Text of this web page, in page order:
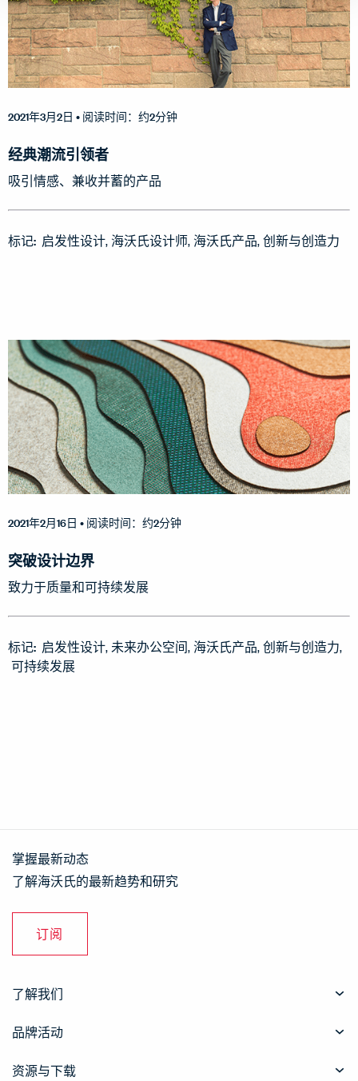
2021年3月2日 • 阅读时间：约2分钟
经典潮流引领者
吸引情感、兼收并蓄的产品
标记: 启发性设计 海沃氏设计师 海沃氏产品 创新与创造力
2021年2月16日 • 阅读时间：约2分钟
突破设计边界
致力于质量和可持续发展
标记: 启发性设计 未来办公空间 海沃氏产品 创新与创造力
可持续发展
掌握最新动态
了解海沃氏的最新趋势和研究
订阅
了解我们
品牌活动
资源与下载